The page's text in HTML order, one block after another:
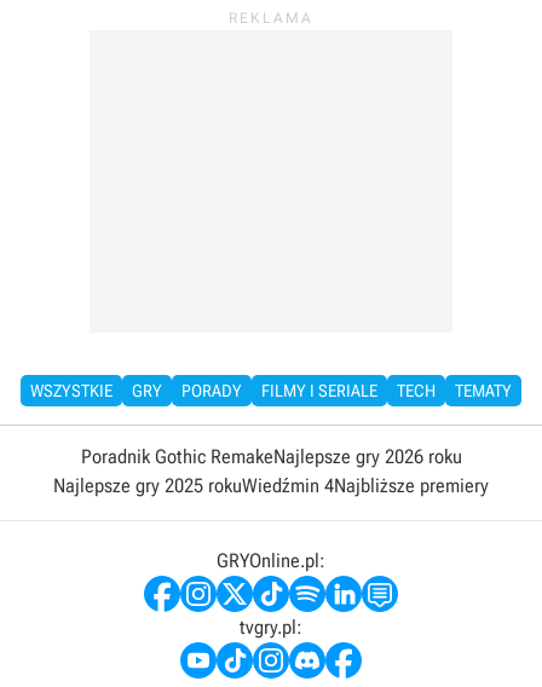
WSZYSTKIE GRY PORADY FILMY I SERIALE TECH TEMATY
Poradnik Gothic RemakeNajlepsze gry 2026 roku
Najlepsze gry 2025 rokuWiedźmin 4Najbliższe premiery
GRYOnline.pl:
tvgry.pl: